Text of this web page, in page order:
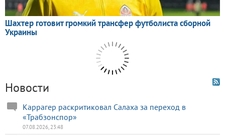
Новости
Каррагер раскритиковал Салаха за переход в
«Трабзонспор»
07.08.2026, 23:48